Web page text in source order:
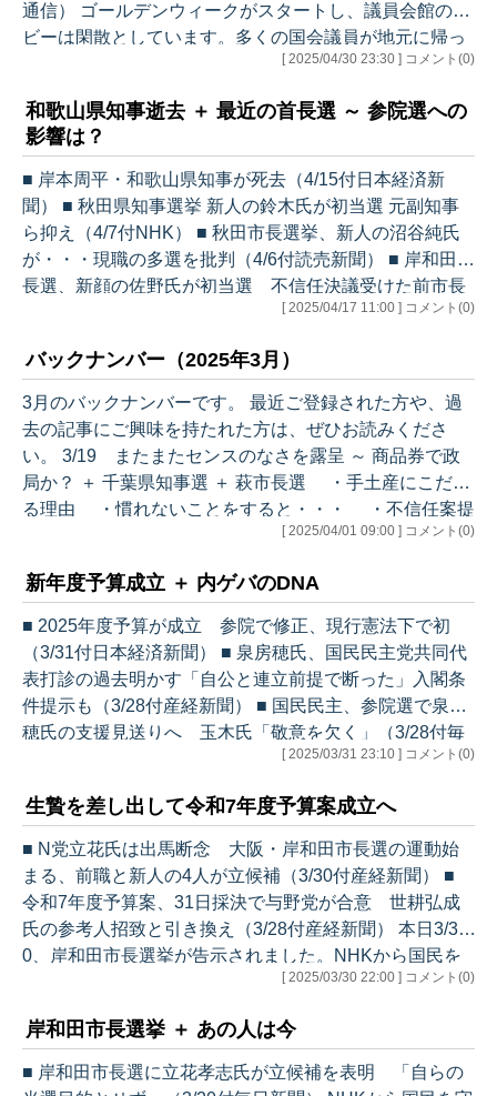
通信） ゴールデンウィークがスタートし、議員会館のロ
ビーは閑散としています。多くの国会議員が地元に帰っ
ているか、外遊しているかで不在だからです。 国会議員
行くのは定番ですが、「本当に必要なのか」という国民
からの疑問や批判の声は年々高まっているように感じま
す。特に今年は、物価高と裏金問題に端を発する政治資
金への不信感とで、否定的な見方がより強いように感じ
ます。 今年は夏に参議院…
[ 2025/04/30 23:30 ] コメント(0)
和歌山県知事逝去 ＋ 最近の首長選 ～ 参院選への
影響は？
■ 岸本周平・和歌山県知事が死去（4/15付日本経済新
聞） ■ 秋田県知事選挙 新人の鈴木氏が初当選 元副知事
ら抑え（4/7付NHK） ■ 秋田市長選挙、新人の沼谷純氏
が・・・現職の多選を批判（4/6付読売新聞） ■ 岸和田市
長選、新顔の佐野氏が初当選 不信任決議受けた前市長
余り。まだ1期目の途中でした。68歳の志半ばでの急な
ご逝去に、各方面に衝撃が走りました。ご冥福をお祈り
します。 また、4/6に秋田県知事選・秋田市長選・岸和
田市長選が行われました。スキャンダルで耳目を集めた
岸和田…
[ 2025/04/17 11:00 ] コメント(0)
バックナンバー（2025年3月）
3月のバックナンバーです。 最近ご登録された方や、過
去の記事にご興味を持たれた方は、ぜひお読みくださ
い。 3/19 またまたセンスのなさを露呈 ～ 商品券で政
局か？ ＋ 千葉県知事選 ＋ 萩市長選 ・手土産にこだわ
る理由 ・慣れないことをすると・・・ ・不信任案提
出の可能性 ・千葉県知事選挙と萩市長選挙 3/27 岸和
きの選択 ・落選後の人生 ・格闘家デビュー！？ 3/3
0 生贄を差し出して令和7年度予算案成立へ ・現行憲
法下初 ・条件つき 3/31 新年度予算成立 ＋ 内ゲバの
DNA ・突然の暴露 ・不都合…
[ 2025/04/01 09:00 ] コメント(0)
新年度予算成立 ＋ 内ゲバのDNA
■ 2025年度予算が成立 参院で修正、現行憲法下で初
（3/31付日本経済新聞） ■ 泉房穂氏、国民民主党共同代
表打診の過去明かす「自公と連立前提で断った」入閣条
件提示も（3/28付産経新聞） ■ 国民民主、参院選で泉房
穂氏の支援見送りへ 玉木氏「敬意を欠く」（3/28付毎
時は年度内の成立が危ぶまれましたが、与党が日本維新
の会を取り込んで賛成多数を確保し、事なきを得た格好
です。 さて、元明石市長の泉房穂氏のXへの投稿が物議
を醸しています。国民民主党の玉木雄一郎代表が泉氏の
投稿内容を否定…
[ 2025/03/31 23:10 ] コメント(0)
生贄を差し出して令和7年度予算案成立へ
■ N党立花氏は出馬断念 大阪・岸和田市長選の運動始
まる、前職と新人の4人が立候補（3/30付産経新聞） ■
令和7年度予算案、31日採決で与野党が合意 世耕弘成
氏の参考人招致と引き換え（3/28付産経新聞） 本日3/3
0、岸和田市長選挙が告示されました。NHKから国民を
守る党の立花孝志党首は、立候補への意欲を示していた
の永野耕平氏を応援するとのこと。 当選を目的としない
立候補が問題視されているため、法改正などの動きを懸
念し、今回はおとなしくすることにしたのでしょうか。
[ 2025/03/30 22:00 ] コメント(0)
岸和田市長選挙 ＋ あの人は今
■ 岸和田市長選に立花孝志氏が立候補を表明 「自らの